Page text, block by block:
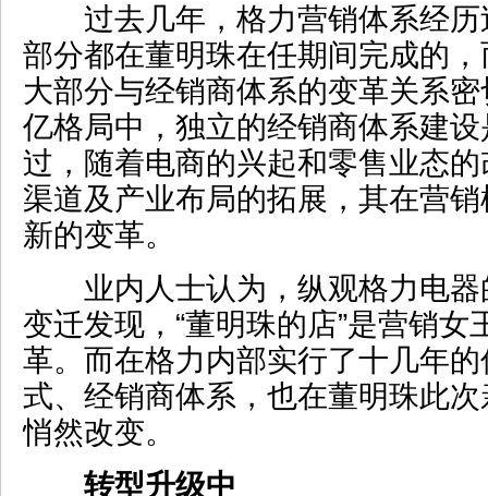
过去几年，格力营销体系经历
部分都在董明珠在任期间完成的
大部分与经销商体系的变革关系
亿格局中，独立的经销商体系建
过，随着电商的兴起和零售业态
渠道及产业布局的拓展，其在营
新的变革。
业内人士认为，纵观格力电器
变迁发现，“董明珠的店”是营销女
革。而在格力内部实行了十几年
式、经销商体系，也在董明珠此
悄然改变。
转型升级中